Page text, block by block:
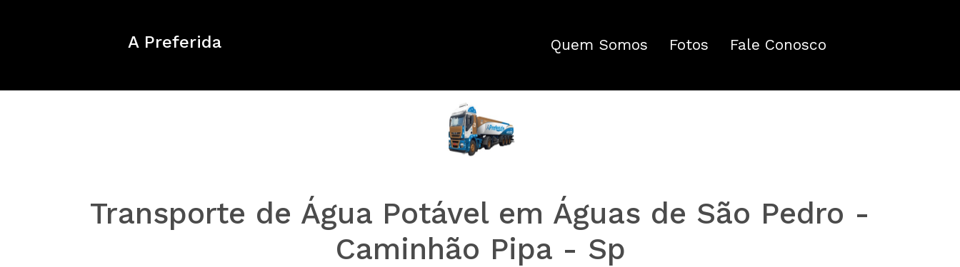
A Preferida Quem Somos Fotos Fale Conosco
Transporte de Água Potável em Águas de São Pedro -
Caminhão Pipa - Sp